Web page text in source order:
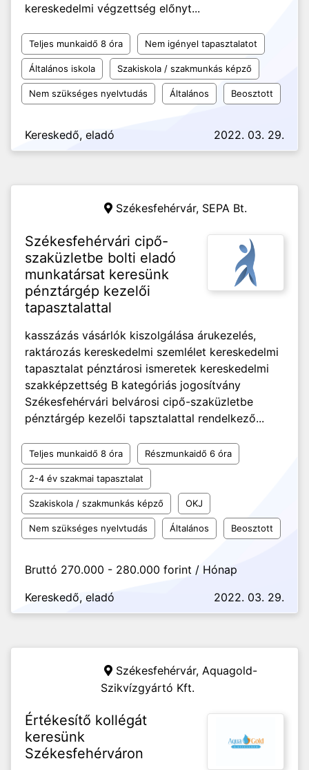
kereskedelmi végzettség előnyt...
Teljes munkaidő 8 óra Nem igényel tapasztalatot
Általános iskola Szakiskola / szakmunkás képző
Nem szükséges nyelvtudás Általános Beosztott
Kereskedő, eladó 2022. 03. 29.
Székesfehérvár, SEPA Bt.
Székesfehérvári cipő-
szaküzletbe bolti eladó
munkatársat keresünk
pénztárgép kezelői
tapasztalattal
kasszázás vásárlók kiszolgálása árukezelés,
raktározás kereskedelmi szemlélet kereskedelmi
tapasztalat pénztárosi ismeretek kereskedelmi
szakképzettség B kategóriás jogosítvány
Székesfehérvári belvárosi cipő-szaküzletbe
pénztárgép kezelői tapsztalattal rendelkező...
Teljes munkaidő 8 óra Részmunkaidő 6 óra
2-4 év szakmai tapasztalat
Szakiskola / szakmunkás képző OKJ
Nem szükséges nyelvtudás Általános Beosztott
Bruttó 270.000 - 280.000 forint / Hónap
Kereskedő, eladó
2022. 03. 29.
Székesfehérvár, Aquagold-
Szikvízgyártó Kft.
Értékesítő kollégát
keresünk
Székesfehérváron